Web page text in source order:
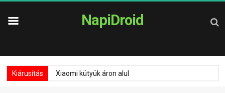
NapiDroid
Kiárusítás Xiaomi kütyük áron alul